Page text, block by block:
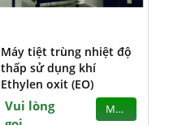
Máy tiệt trùng nhiệt độ
thấp sử dụng khí
Ethylen oxit (EO)
Vui lòng
MUA